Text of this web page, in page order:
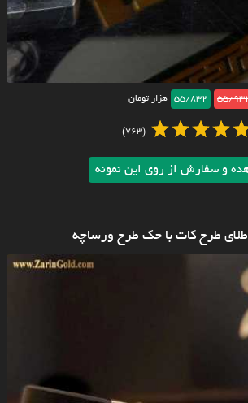
55/
55/832 هزار تومان
(763)
و سفارش از روی این نمونه
طرح کات با حک طرح ورساچه